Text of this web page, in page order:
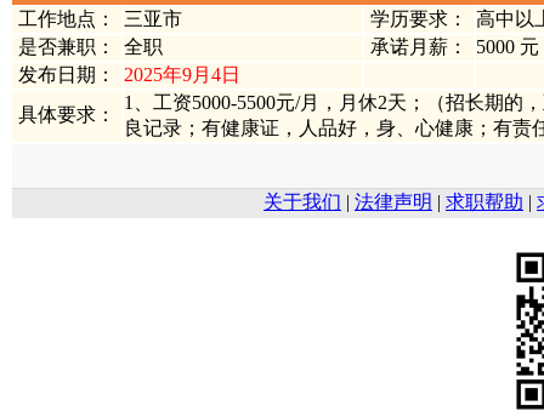
工作地点：
三亚市 学历要求：
高中以
是否兼职：
全职 承诺月薪：
5000 元
发布日期：
2025年9月4日
具体要求：
1、工资5000-5500元/月，月休2天；（招长期的
良记录；有健康证，人品好，身、心健康；有
关于我们 | 法律声明 | 求职帮助 |